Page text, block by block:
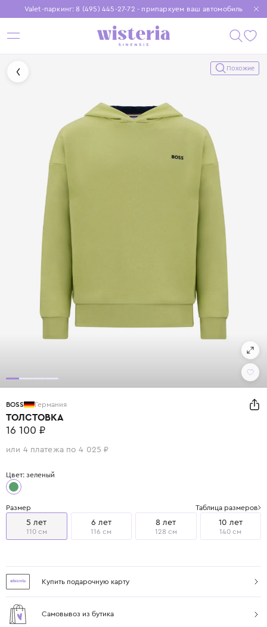
Valet-паркинг: 8 (495) 445-27-72 - припаркуем ваш автомобиль
Бесплатная доставка при заказе от 15 000 ₽
Установите приложение, чтобы покупки были еще удобнее
Похожие
BOSS Германия
ТОЛСТОВКА
16 100 ₽
или 4 платежа по 4 025 ₽
Цвет: зеленый
Размер Таблица размеров
5 лет
110 см
6 лет
116 см
8 лет
128 см
10 лет
140 см
Купить подарочную карту
Самовывоз из бутика